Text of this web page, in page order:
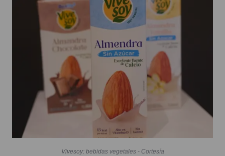
Vivesoy: bebidas vegetales - Cortesía